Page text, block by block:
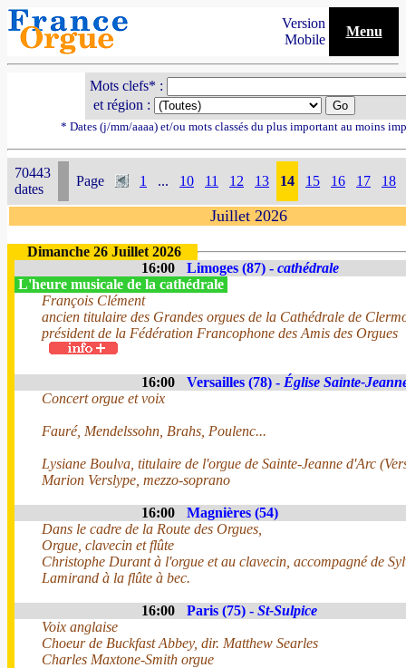
Version
Mobile
Menu
Mots clefs* :
et région :
* Dates (j/mm/aaaa) et/ou mots classés du plus important au moins
70443
dates
Page 1 ... 10 11 12 13 14 15 16 17 18
Juillet 2026
Dimanche 26 Juillet 2026
16:00
Limoges (87) - cathédrale
L'heure musicale de la cathédrale
François Clément
ancien titulaire des Grandes orgues de la Cathédrale de
président de la Fédération Francophone des Amis des Orgues
16:00 Versailles (78) - Église Sainte-
Concert orgue et voix
Fauré, Mendelssohn, Brahs, Poulenc...
Lysiane Boulva, titulaire de l'orgue de Sainte-Jeanne d'Arc
Marion Verslype, mezzo-soprano
16:00
Magnières (54)
Dans le cadre de la Route des Orgues,
Orgue, clavecin et flûte
Christophe Durant à l'orgue et au clavecin, accompagné de
Lamirand à la flûte à bec.
16:00 Paris (75) - St-Sulpice
Voix anglaise
Choeur de Buckfast Abbey, dir. Matthew Searles
Charles Maxtone-Smith orgue